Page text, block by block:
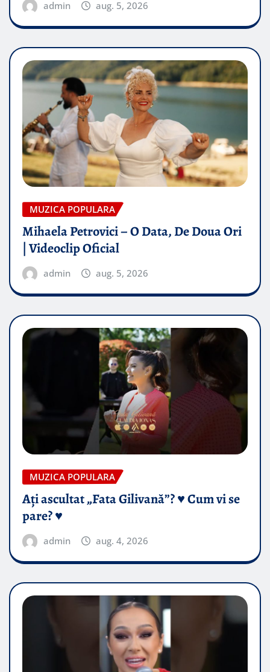
admin aug. 5, 2026
MUZICA POPULARA
Mihaela Petrovici – O Data, De Doua Ori
| Videoclip Oficial
admin aug. 5, 2026
MUZICA POPULARA
Ați ascultat „Fata Gilivană”? ♥️ Cum vi se
pare? ♥️
admin aug. 4, 2026